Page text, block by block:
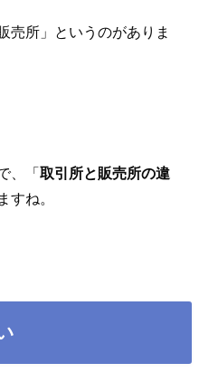
売所」というのがありま
、「取引所と販売所の違
すね。